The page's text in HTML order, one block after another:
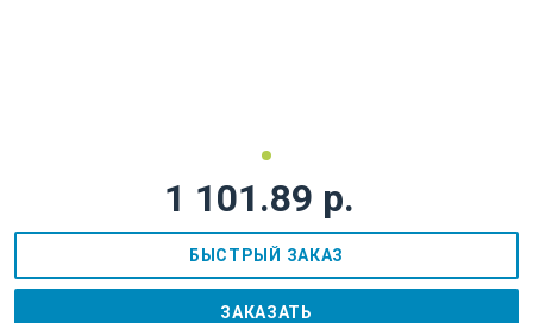
1 101.89 р.
БЫСТРЫЙ ЗАКАЗ
ЗАКАЗАТЬ